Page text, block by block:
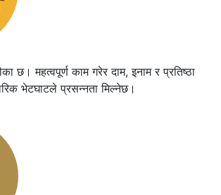
छ। महत्वपूर्ण काम गरेर दाम, इनाम र प्रतिष्ठा
भेटघाटले प्रसन्नता मिल्नेछ।